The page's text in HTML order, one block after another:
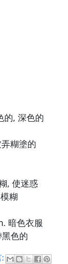
的, 深色的
糊塗的
, 使迷惑
糊
暗色衣服
色的
: